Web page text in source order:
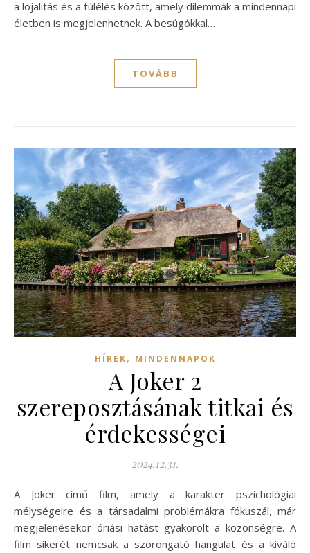
a lojalitás és a túlélés között, amely dilemmák a mindennapi
életben is megjelenhetnek. A besúgókkal…
TOVÁBB
HÍREK, MINDENNAPOK
A Joker 2
szereposztásának titkai és
érdekességei
2024.12.31.
A Joker című film, amely a karakter pszichológiai
mélységeire és a társadalmi problémákra fókuszál, már
megjelenésekor óriási hatást gyakorolt a közönségre. A
film sikerét nemcsak a szorongató hangulat és a kiváló